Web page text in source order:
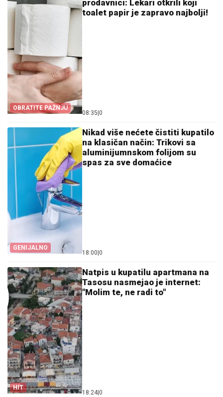
OBRATITE PAŽNJU
prodavnici: Lekari otkrili koji
toalet papir je zapravo najbolji!
08:35 0
GENIJALNO
Nikad više nećete čistiti kupatilo
na klasičan način: Trikovi sa
aluminijumnskom folijom su
spas za sve domaćice
18:00 0
HIT
Natpis u kupatilu apartmana na
Tasosu nasmejao je internet:
"Molim te, ne radi to"
18:24 0